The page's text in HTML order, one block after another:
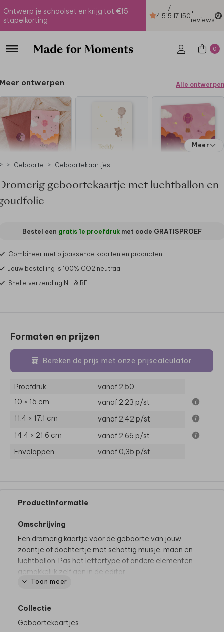
Ontwerp je schoolset en krijg tot €15
stapelkorting
4.51
/
5
-
17.150+
reviews
0
Meer ontwerpen Alle ontwerpen
Meer
Geboorte Geboortekaartjes
geboortekaartje met luchtballon en
Bestel een gratis 1e proefdrukmet code GRATISPROEF
Combineer met bijpassende kaarten en producten
Jouw bestelling is 100% CO2 neutraal
Snelle verzending NL & BE
Formaten en prijzen
Bereken de prijs met onze prijscalculator
Proefdruk
vanaf 2,50
10 × 15 cm
vanaf 2,23 p/st
11.4 × 17.1 cm
vanaf 2,42 p/st
14.4 × 21.6 cm
vanaf 2,66 p/st
Enveloppen
vanaf 0,35 p/st
Productinformatie
Omschrijving
Een dromerig kaartje voor de geboorte van jouw
zoontje of dochtertje met schattig muisje, maan en
luchtballon. Pas het lettertype of andere elementen
gemakkelijk zelf aan in de editor.
Goed om te weten:
pas worden uitgesneden op het juiste formaat, kan
Dit gaat slechts om een paar millimeter, maar we
Toon meer
Collectie
Geboortekaartjes